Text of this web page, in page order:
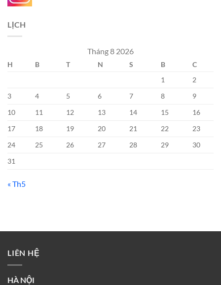
LỊCH
Tháng 8 2026
H B T N S B
C
1
2
3
4 5 6 7 8
9
10
11 12 13 14 15
16
17
18 19 20 21 22
23
24
25 26 27 28 29
30
31
« Th5
LIÊN HỆ
HÀ NỘI